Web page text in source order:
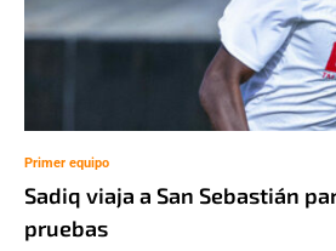
Primer equipo
Sadiq viaja a San Sebastián
pruebas